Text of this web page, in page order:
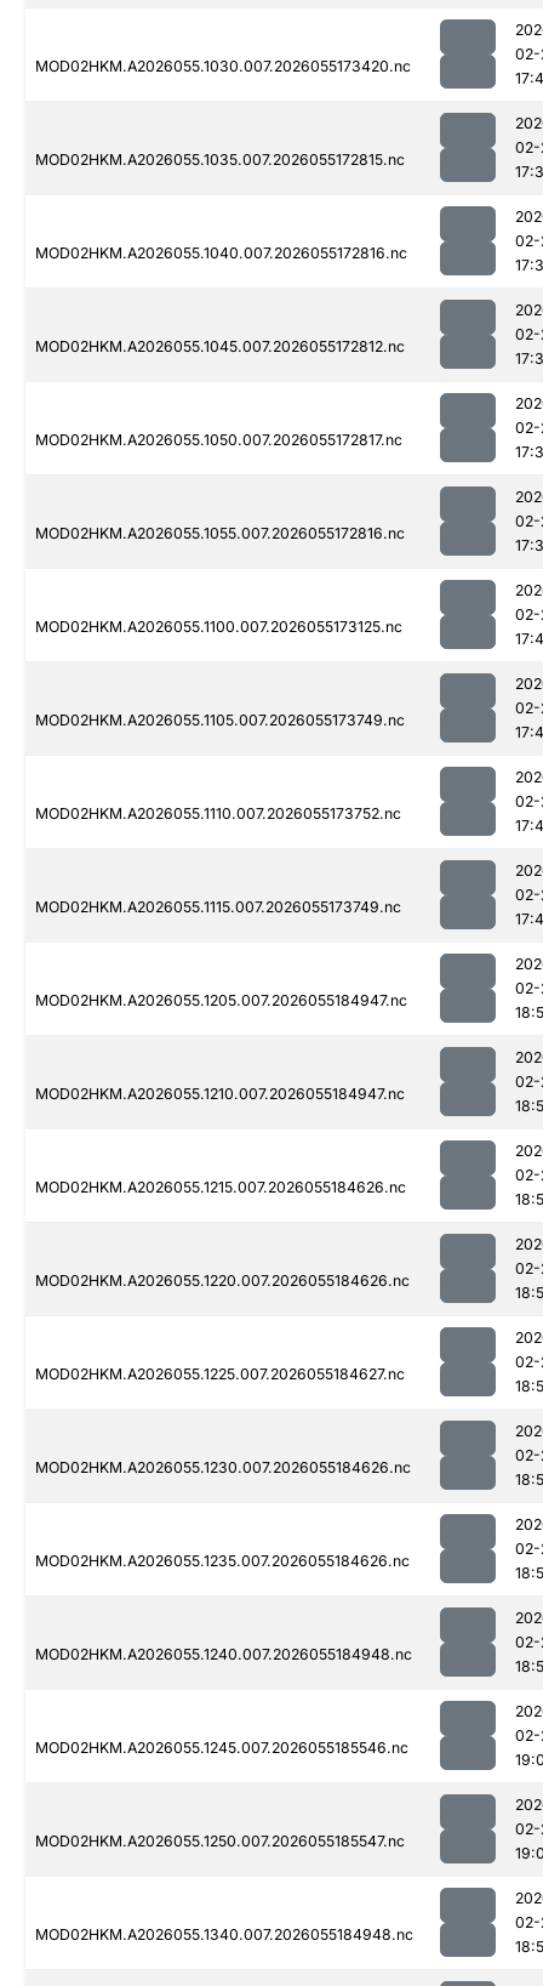
MOD02HKM.A2026055.1030.007.2026055173420.nc
02-
MOD02HKM.A2026055.1035.007.2026055172815.nc
02-
MOD02HKM.A2026055.1040.007.2026055172816.nc
02-
MOD02HKM.A2026055.1045.007.2026055172812.nc
02-
MOD02HKM.A2026055.1050.007.2026055172817.nc
02-
MOD02HKM.A2026055.1055.007.2026055172816.nc
02-
MOD02HKM.A2026055.1100.007.2026055173125.nc
02-
MOD02HKM.A2026055.1105.007.2026055173749.nc
02-
MOD02HKM.A2026055.1110.007.2026055173752.nc
02-
MOD02HKM.A2026055.1115.007.2026055173749.nc
02-
MOD02HKM.A2026055.1205.007.2026055184947.nc
02-
MOD02HKM.A2026055.1210.007.2026055184947.nc
02-
MOD02HKM.A2026055.1215.007.2026055184626.nc
02-
MOD02HKM.A2026055.1220.007.2026055184626.nc
02-
MOD02HKM.A2026055.1225.007.2026055184627.nc
02-
MOD02HKM.A2026055.1230.007.2026055184626.nc
02-
MOD02HKM.A2026055.1235.007.2026055184626.nc
02-
MOD02HKM.A2026055.1240.007.2026055184948.nc
02-
MOD02HKM.A2026055.1245.007.2026055185546.nc
02-
MOD02HKM.A2026055.1250.007.2026055185547.nc
02-
MOD02HKM.A2026055.1340.007.2026055184948.nc
02-